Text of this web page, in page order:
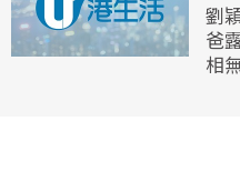
劉
爸
相